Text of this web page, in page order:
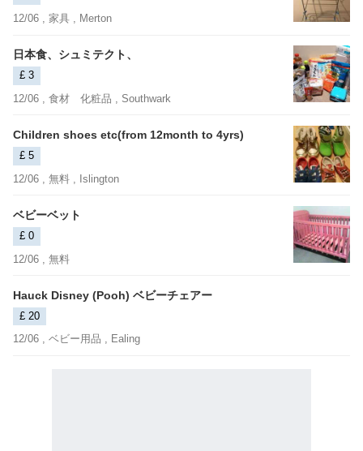
12/06 , 家具 , Merton
日本食、シュミテクト、
£ 3
12/06 , 食材 化粧品 , Southwark
Children shoes etc(from 12month to 4yrs)
£ 5
12/06 , 無料 , Islington
ベビーベット
£ 0
12/06 , 無料
Hauck Disney (Pooh) ベビーチェアー
£ 20
12/06 , ベビー用品 , Ealing